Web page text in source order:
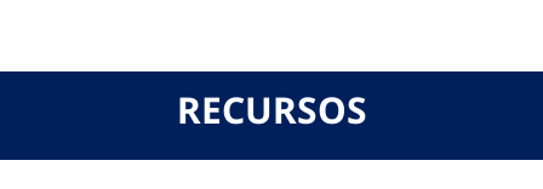
RECURSOS